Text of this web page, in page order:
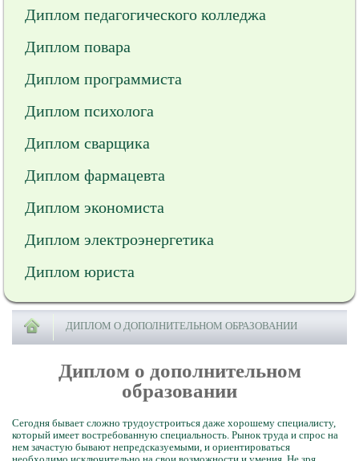
Диплом педагогического колледжа
Диплом повара
Диплом программиста
Диплом психолога
Диплом сварщика
Диплом фармацевта
Диплом экономиста
Диплом электроэнергетика
Диплом юриста
ДИПЛОМ О ДОПОЛНИТЕЛЬНОМ ОБРАЗОВАНИИ
Диплом о дополнительном
образовании
Сегодня бывает сложно трудоустроиться даже хорошему специалисту,
который имеет востребованную специальность. Рынок труда и спрос на
нем зачастую бывают непредсказуемыми, и ориентироваться